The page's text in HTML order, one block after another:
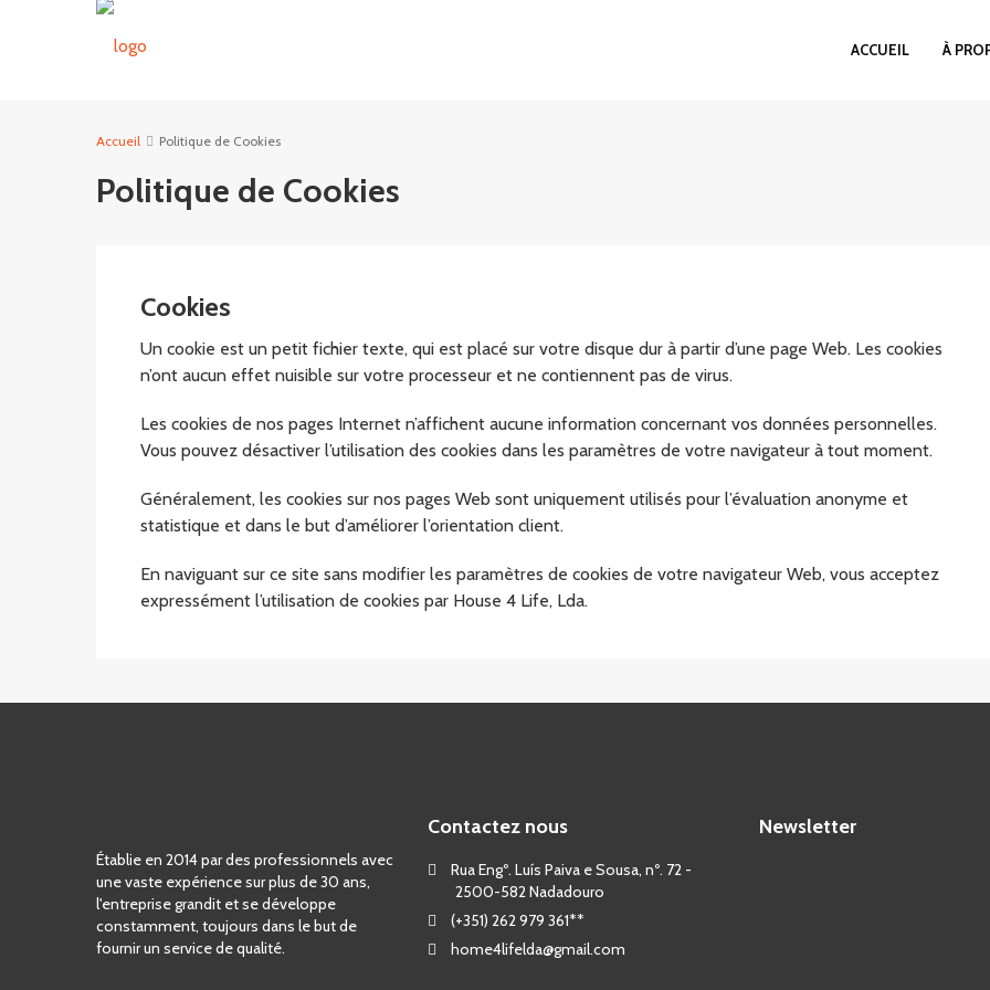
ACCUEIL À
Accueil Politique de Cookies
Politique de Cookies
Cookies
Un cookie est un petit fichier texte, qui est placé sur votre disque dur à partir d’une page Web. Les cookies
n’ont aucun effet nuisible sur votre processeur et ne contiennent pas de virus.
Les cookies de nos pages Internet n’affichent aucune information concernant vos données personnelles.
Vous pouvez désactiver l’utilisation des cookies dans les paramètres de votre navigateur à tout moment.
Généralement, les cookies sur nos pages Web sont uniquement utilisés pour l’évaluation anonyme et
statistique et dans le but d’améliorer l’orientation client.
En naviguant sur ce site sans modifier les paramètres de cookies de votre navigateur Web, vous acceptez
expressément l’utilisation de cookies par House 4 Life, Lda.
Établie en 2014 par des professionnels avec
une vaste expérience sur plus de 30 ans,
l'entreprise grandit et se développe
constamment, toujours dans le but de
fournir un service de qualité.
Contactez nous
Rua Engº. Luís Paiva e Sousa, nº. 72 -
2500-582 Nadadouro
(+351) 262 979 361**
home4lifelda@gmail.com
Newsletter